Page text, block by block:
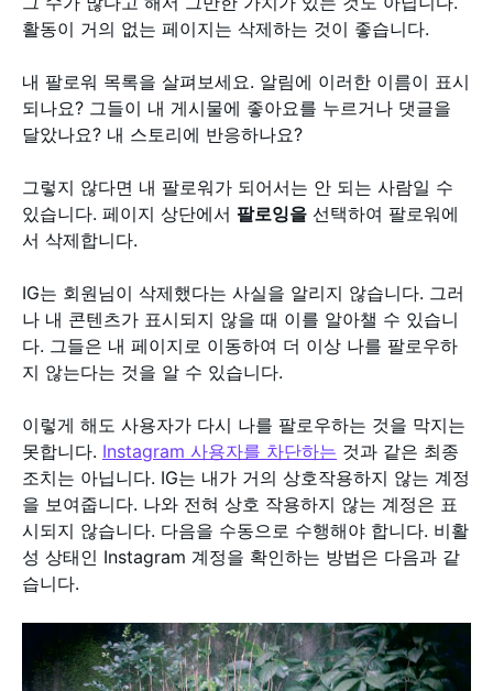
활동이 거의 없는 페이지는 삭제하는 것이 좋습니다.
내 팔로워 목록을 살펴보세요. 알림에 이러한 이름이 표시
되나요? 그들이 내 게시물에 좋아요를 누르거나 댓글을
달았나요? 내 스토리에 반응하나요?
그렇지 않다면 내 팔로워가 되어서는 안 되는 사람일 수
있습니다. 페이지 상단에서 팔로잉을 선택하여 팔로워에
서 삭제합니다.
IG는 회원님이 삭제했다는 사실을 알리지 않습니다. 그러
나 내 콘텐츠가 표시되지 않을 때 이를 알아챌 수 있습니
다. 그들은 내 페이지로 이동하여 더 이상 나를 팔로우하
지 않는다는 것을 알 수 있습니다.
이렇게 해도 사용자가 다시 나를 팔로우하는 것을 막지는
못합니다. Instagram 사용자를 차단하는 것과 같은 최종
조치는 아닙니다. IG는 내가 거의 상호작용하지 않는 계정
을 보여줍니다. 나와 전혀 상호 작용하지 않는 계정은 표
시되지 않습니다. 다음을 수동으로 수행해야 합니다. 비활
성 상태인 Instagram 계정을 확인하는 방법은 다음과 같
습니다.